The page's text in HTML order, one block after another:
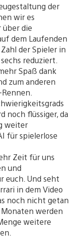
der
wir es
über die
dem Laufenden
der Spieler in
reduziert.
Spaß dank
zum anderen
noch flüssiger, da
weiter
für spielerlose
Zeit für uns
und
euch. Und seht
in dem Video
noch nicht getan
werden
weitere